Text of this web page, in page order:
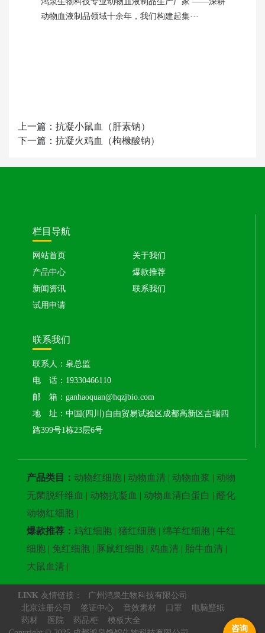
咨询
动物血液制品领域十余年，我们构建起集···
上一篇： 抗凝小鼠血（肝素钠）
下一篇： 抗凝火鸡血（枸橼酸钠）
栏目导航
网站首页
关于我们
产品中心
爆款推荐
新闻资讯
联系我们
试用申请
联系我们
联系人：泉总监
电 话：19330466110
邮 箱：ganhaoquan@hqzjbio.com
地 址：中国(四川)自由贸易试验区成都高新区吉瑞四
路399号1栋23层6号
产品类目： 动物红细胞 | 动物血清 | 动物血浆 | 动物
无菌脱纤维血 | 动物抗凝血 | 动物血清白蛋白 | 醛化
动物红细胞 |
爆款推荐： 鸡红细胞 | 猪红细胞 | 绵羊红细胞 | 牛红
细胞 | 兔红细胞 | 豚鼠红细胞 | 鸡血清 | 胎牛血清 |
大鼠血清 |
LINK 友情链接：
广州鸿泉生物科技有限公司
北京注册公司
签证中心 音效素材 口罩
电脑壁纸
药材
医院 药品柜
模板大全